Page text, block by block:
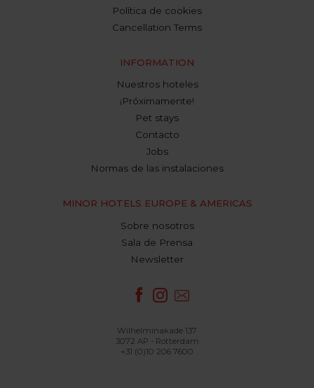
Política de cookies
Cancellation Terms
INFORMATION
Nuestros hoteles
¡Próximamente!
Pet stays
Contacto
Jobs
Normas de las instalaciones
MINOR HOTELS EUROPE & AMERICAS
Sobre nosotros
Sala de Prensa
Newsletter
Wilhelminakade 137
3072 AP - Rotterdam
+31 (0)10 206 7600